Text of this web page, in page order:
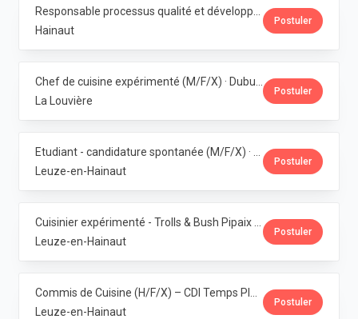
Hainaut
Postuler
La Louvière
Postuler
Leuze-en-Hainaut
Postuler
Leuze-en-Hainaut
Postuler
Leuze-en-Hainaut
Postuler